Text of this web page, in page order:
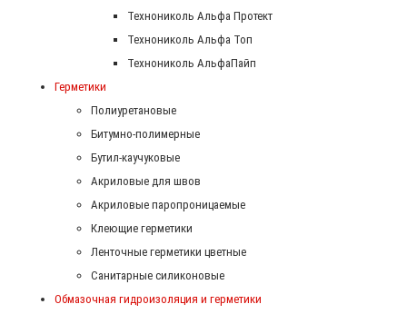
Технониколь Альфа Протект
Технониколь Альфа Топ
Технониколь АльфаПайп
Герметики
Полиуретановые
Битумно-полимерные
Бутил-каучуковые
Акриловые для швов
Акриловые паропроницаемые
Клеющие герметики
Ленточные герметики цветные
Санитарные силиконовые
Обмазочная гидроизоляция и герметики